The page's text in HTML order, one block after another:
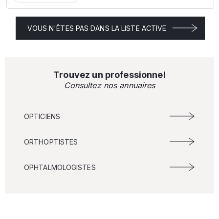
VOUS N'ÊTES PAS DANS LA LISTE ACTIVE
Trouvez un professionnel
Consultez nos annuaires
OPTICIENS
ORTHOPTISTES
OPHTALMOLOGISTES